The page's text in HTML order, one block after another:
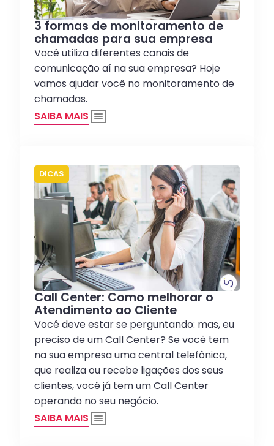
3 formas de monitoramento de
chamadas para sua empresa
Você utiliza diferentes canais de
comunicação aí na sua empresa? Hoje
vamos ajudar você no monitoramento de
chamadas.
SAIBA MAIS
DICAS
Call Center: Como melhorar o
Atendimento ao Cliente
Você deve estar se perguntando: mas, eu
preciso de um Call Center? Se você tem
na sua empresa uma central telefônica,
que realiza ou recebe ligações dos seus
clientes, você já tem um Call Center
operando no seu negócio.
SAIBA MAIS